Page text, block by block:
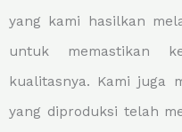
yang kami hasilkan
untuk memastikan
kualitasnya. Kami juga
yang diproduksi telah